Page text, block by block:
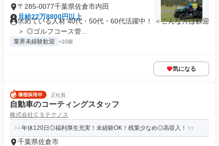
〒285-0077千葉県佐倉市内田
月給22万8800円以上
求めている人材 40代・50代・60代活躍中！ ＜こんな方は歓迎
＞ ◎ゴルフコース管...
業界未経験歓迎 +10個
気になる
正社員
自動車のコーティングスタッフ
株式会社ＣＳテクノス
年休120日◎福利厚生充実！未経験OK！残業少なめ◎高収入！
千葉県佐倉市